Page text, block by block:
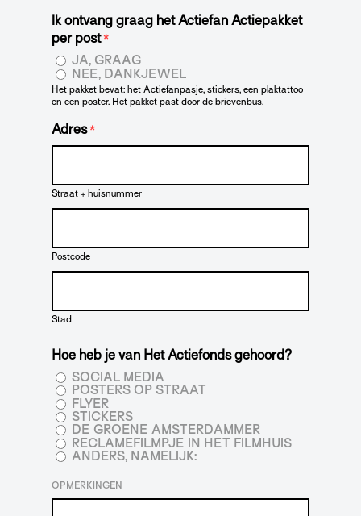
Ik ontvang graag het Actiefan Actiepakket
per post *
JA, GRAAG
NEE, DANKJEWEL
Het pakket bevat: het Actiefanpasje, stickers, een plaktattoo
en een poster. Het pakket past door de brievenbus.
Adres *
Straat + huisnummer
Postcode
Stad
Hoe heb je van Het Actiefonds gehoord?
SOCIAL MEDIA
POSTERS OP STRAAT
FLYER
STICKERS
DE GROENE AMSTERDAMMER
RECLAMEFILMPJE IN HET FILMHUIS
ANDERS, NAMELIJK:
OPMERKINGEN